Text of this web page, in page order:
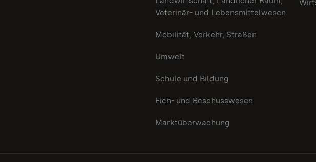
Veterinär- und Lebensmittelwesen
Mobilität, Verkehr, Straßen
Umwelt
Schule und Bildung
Eich- und Beschusswesen
Marktüberwachung